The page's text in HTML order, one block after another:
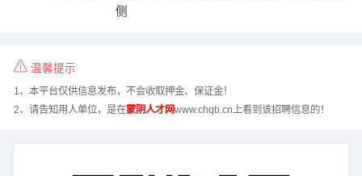
侧
温馨提示
1、本平台仅供信息发布，不会收取押金、保证金！
2、请告知用人单位，是在蒙阴人才网www.chqb.cn上看到该招聘信息的！